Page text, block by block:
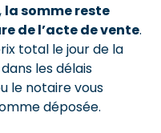
la somme reste
de l’acte de vente.
total le jour de la
les délais
le notaire vous
déposée.